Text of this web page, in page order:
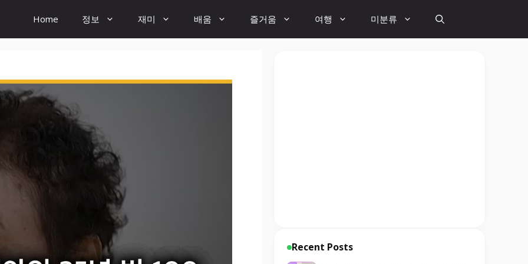
Home 정보 재미 배움 즐거움 여행 미분류
Recent Posts